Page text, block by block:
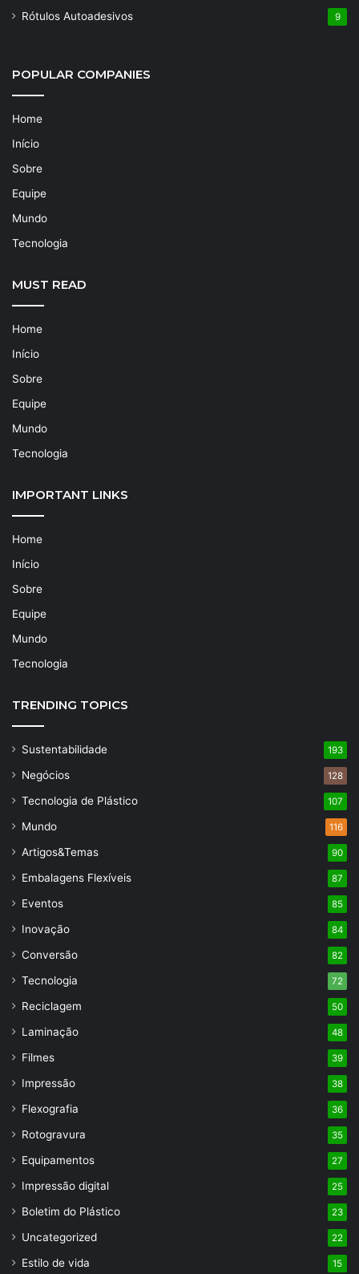
Rótulos Autoadesivos 9
POPULAR COMPANIES
Home
Início
Sobre
Equipe
Mundo
Tecnologia
MUST READ
Home
Início
Sobre
Equipe
Mundo
Tecnologia
IMPORTANT LINKS
Home
Início
Sobre
Equipe
Mundo
Tecnologia
TRENDING TOPICS
Sustentabilidade 193
Negócios 128
Tecnologia de Plástico 107
Mundo 116
Artigos&Temas 90
Embalagens Flexíveis 87
Eventos 85
Inovação 84
Conversão 82
Tecnologia 72
Reciclagem 50
Laminação 48
Filmes 39
Impressão 38
Flexografia 36
Rotogravura 35
Equipamentos 27
Impressão digital 25
Boletim do Plástico 23
Uncategorized 22
Estilo de vida 15